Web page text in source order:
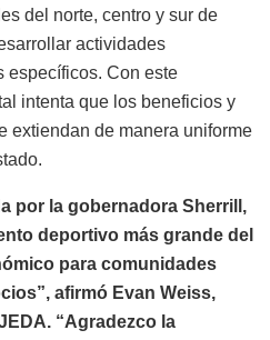
del norte, centro y sur de
actividades
específicos. Con este
intenta que los beneficios y
extiendan de manera uniforme
por la gobernadora Sherrill,
deportivo más grande del
para comunidades
afirmó Evan Weiss,
“Agradezco la